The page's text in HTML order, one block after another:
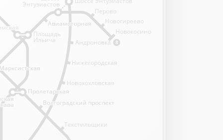
8
Андроновка
Нижегородская
Новохохловская
Текстильщики
Перово
Новогиреево
Новокосино
Площадь
Ильича
Пролетарская
Пролетарская
Волгоградский проспект
Волгоградский проспект
Авиамоторная
Авиамоторная
Энтузиастов